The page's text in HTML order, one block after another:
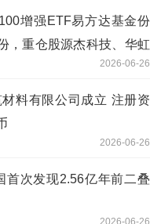
增强ETF易方达基金份
，重仓股源杰科技、华虹
2026-06-26
料有限公司成立 注册资
2026-06-26
首次发现2.56亿年前二叠
2026-06-26